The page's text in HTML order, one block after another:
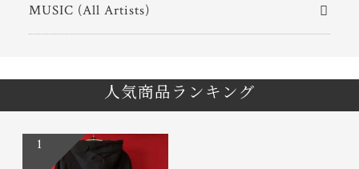
MUSIC (All Artists)
人気商品ランキング
1